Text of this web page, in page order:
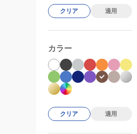
クリア 適用
カラー
クリア 適用